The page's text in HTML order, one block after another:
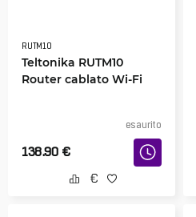
RUTM10
Teltonika RUTM10
Router cablato Wi-Fi
esaurito
138.90 €